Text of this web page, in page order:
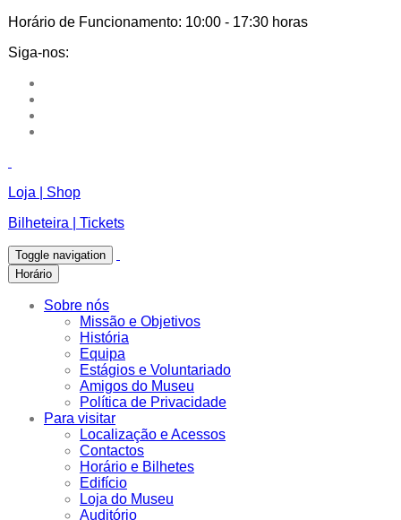
Horário de Funcionamento: 10:00 - 17:30 horas
Siga-nos:
Loja | Shop
Bilheteira | Tickets
Toggle navigation
Horário
Sobre nós
Missão e Objetivos
História
Equipa
Estágios e Voluntariado
Amigos do Museu
Política de Privacidade
Para visitar
Localização e Acessos
Contactos
Horário e Bilhetes
Edifício
Loja do Museu
Auditório